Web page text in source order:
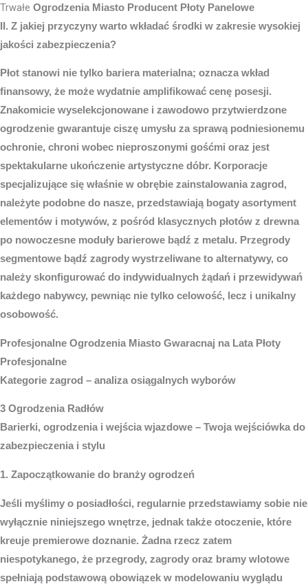
Trwałe Ogrodzenia Miasto Producent Płoty Panelowe
II. Z jakiej przyczyny warto wkładać środki w zakresie wysokiej
jakości zabezpieczenia?
Płot stanowi nie tylko bariera materialna; oznacza wkład
finansowy, że może wydatnie amplifikować cenę posesji.
Znakomicie wyselekcjonowane i zawodowo przytwierdzone
ogrodzenie gwarantuje ciszę umysłu za sprawą podniesionemu
ochronie, chroni wobec nieproszonymi gośćmi oraz jest
spektakularne ukończenie artystyczne dóbr. Korporacje
specjalizujące się właśnie w obrębie zainstalowania zagrod,
należyte podobne do nasze, przedstawiają bogaty asortyment
elementów i motywów, z pośród klasycznych płotów z drewna
po nowoczesne moduły barierowe bądź z metalu. Przegrody
segmentowe bądź zagrody wystrzeliwane to alternatywy, co
należy skonfigurować do indywidualnych żądań i przewidywań
każdego nabywcy, pewniąc nie tylko celowość, lecz i unikalny
osobowość.
Profesjonalne Ogrodzenia Miasto Gwaracnaj na Lata Płoty
Profesjonalne
Kategorie zagrod – analiza osiągalnych wyborów
3 Ogrodzenia Radłów
Barierki, ogrodzenia i wejścia wjazdowe – Twoja wejściówka do
zabezpieczenia i stylu
1. Zapoczątkowanie do branży ogrodzeń
Jeśli myślimy o posiadłości, regularnie przedstawiamy sobie nie
wyłącznie niniejszego wnętrze, jednak także otoczenie, które
kreuje premierowe doznanie. Żadna rzecz zatem
niespotykanego, że przegrody, zagrody oraz bramy wlotowe
spełniają podstawową obowiązek w modelowaniu wyglądu